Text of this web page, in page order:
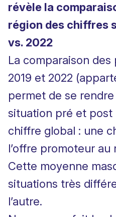
révèle la
région des chiffres
vs. 2022
La comparaison
2019 et 2022
permet de se
situation pré et post
chiffre global : une
l’offre promoteur au
Cette moyenne
situations très
l’autre.